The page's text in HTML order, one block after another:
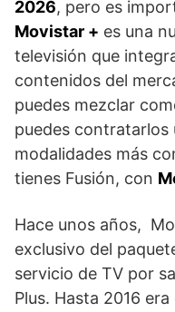
2026, pero es
Movistar + es una
televisión que
contenidos del
puedes mezclar
puedes contratarlos
modalidades más
tienes Fusión, con
Hace unos años,
exclusivo del
servicio de TV por
Plus. Hasta 2016